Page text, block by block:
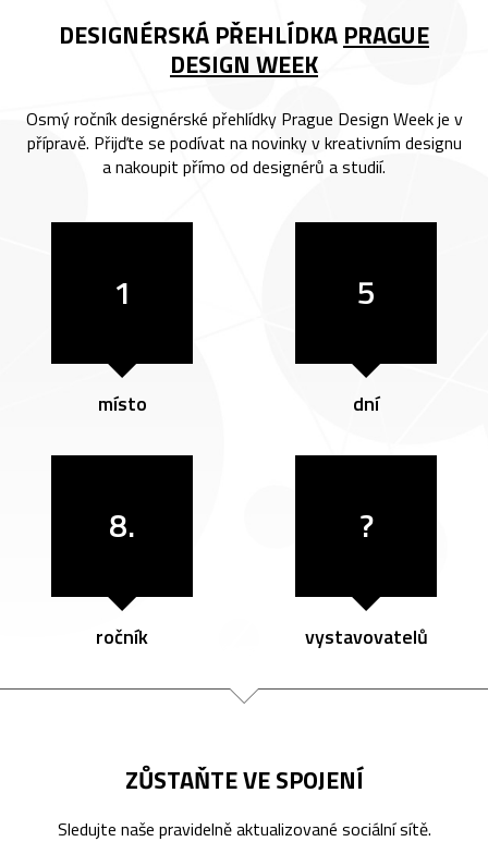
DESIGNÉRSKÁ PŘEHLÍDKA PRAGUE
DESIGN WEEK
Osmý ročník designérské přehlídky Prague Design Week je v
přípravě. Přijďte se podívat na novinky v kreativním designu
a nakoupit přímo od designérů a studií.
1
místo
5
dní
8.
ročník
?
vystavovatelů
ZŮSTAŇTE VE SPOJENÍ
Sledujte naše pravidelně aktualizované sociální sítě.